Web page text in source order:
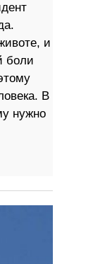
и
боли
В
нужно